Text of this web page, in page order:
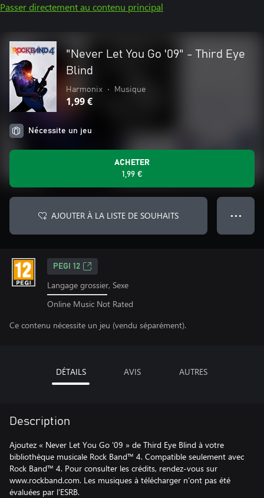
Passer directement au contenu principal
"Never Let You Go '09" - Third Eye
Blind
Harmonix • Musique
1,99 €
Nécessite un jeu
ACHETER
1,99 €
AJOUTER À LA LISTE DE SOUHAITS ● ● ●
PEGI 12
Langage grossier, Sexe
Online Music Not Rated
Ce contenu nécessite un jeu (vendu séparément).
DÉTAILS AVIS AUTRES
Description
Ajoutez « Never Let You Go '09 » de Third Eye Blind à votre
bibliothèque musicale Rock Band™ 4. Compatible seulement avec
Rock Band™ 4. Pour consulter les crédits, rendez-vous sur
www.rockband.com. Les musiques à télécharger n'ont pas été
évaluées par l'ESRB.